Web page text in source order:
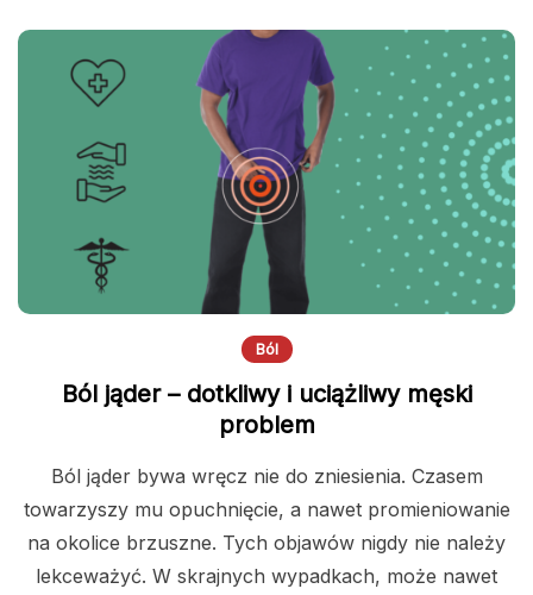
Ból
Ból jąder – dotkliwy i uciążliwy męski
problem
Ból jąder bywa wręcz nie do zniesienia. Czasem
towarzyszy mu opuchnięcie, a nawet promieniowanie
na okolice brzuszne. Tych objawów nigdy nie należy
lekceważyć. W skrajnych wypadkach, może nawet